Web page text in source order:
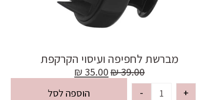
מברשת לחפיפה ועיסוי הקרקפת
39.00
₪
35.00
₪
- + הוספה לסל